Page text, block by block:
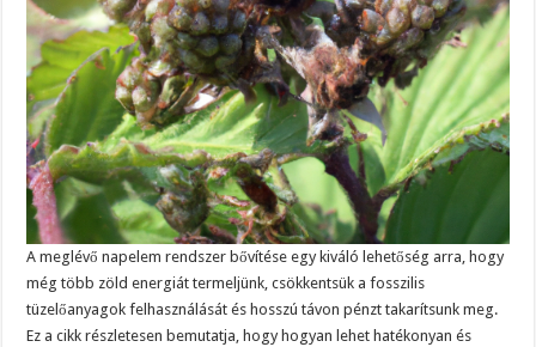
A meglévő napelem rendszer bővítése egy kiváló lehetőség arra, hogy
még több zöld energiát termeljünk, csökkentsük a fosszilis
tüzelőanyagok felhasználását és hosszú távon pénzt takarítsunk meg.
Ez a cikk részletesen bemutatja, hogy hogyan lehet hatékonyan és